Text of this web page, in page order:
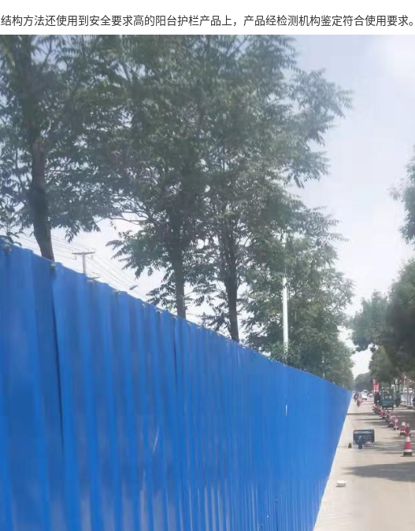
构方法还使用到安全要求高的阳台护栏产品上，产品经检测机构鉴定符合使用要求。